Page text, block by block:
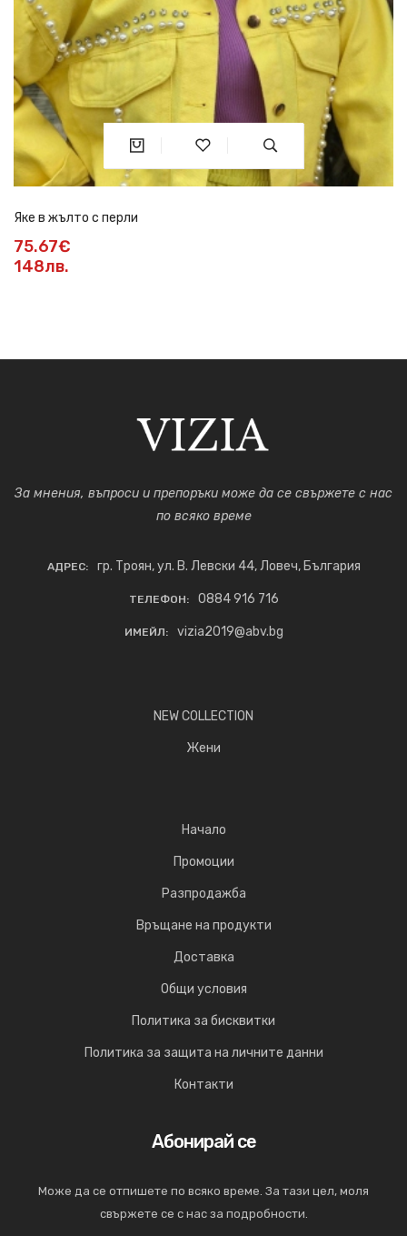
Яке в жълто с перли
75.67€
148лв.
За мнения, въпроси и препоръки може да се свържете с нас
по всяко време
АДРЕС: гр. Троян, ул. В. Левски 44, Ловеч, България
ТЕЛЕФОН: 0884 916 716
ИМЕЙЛ: vizia2019@abv.bg
NEW COLLECTION
Жени
Начало
Промоции
Разпродажба
Връщане на продукти
Доставка
Общи условия
Политика за бисквитки
Политика за защита на личните данни
Контакти
Абонирай се
Може да се отпишете по всяко време. За тази цел, моля
свържете се с нас за подробности.